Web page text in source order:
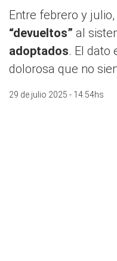
Entre febrero y
“devueltos” al
adoptados. El dato
dolorosa que no
29 de julio 2025 - 14:54hs